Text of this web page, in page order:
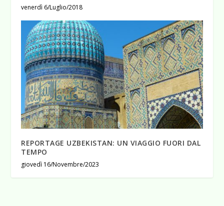
venerdì 6/Luglio/2018
REPORTAGE UZBEKISTAN: UN VIAGGIO FUORI DAL
TEMPO
giovedì 16/Novembre/2023